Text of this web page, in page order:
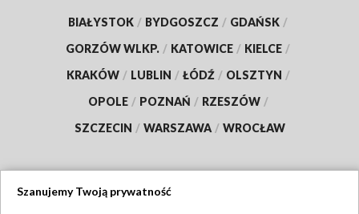
BIAŁYSTOK / BYDGOSZCZ / GDAŃSK /
GORZÓW WLKP. / KATOWICE / KIELCE /
KRAKÓW / LUBLIN / ŁÓDŹ / OLSZTYN /
OPOLE / POZNAŃ / RZESZÓW /
SZCZECIN / WARSZAWA / WROCŁAW
Szanujemy Twoją prywatność